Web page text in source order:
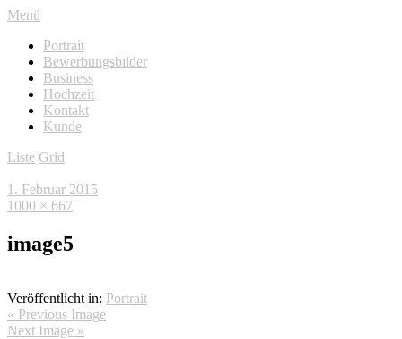
Menü
Portrait
Bewerbungsbilder
Business
Hochzeit
Kontakt
Kunde
Liste Grid
1. Februar 2015
1000 × 667
image5
Veröffentlicht in: Portrait
« Previous Image
Next Image »